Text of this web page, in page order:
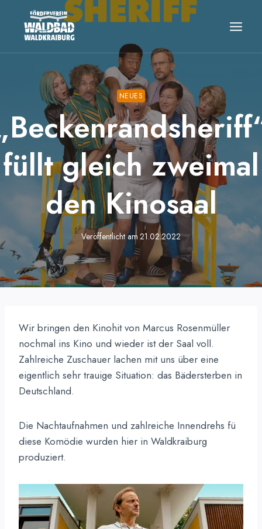
springen
NEUES
füllt gleich zweimal
den Kinosaal
Veröffentlicht am 21.02.2022
Wir bringen den Kinohit von Marcus Rosenmüller
nochmal ins Kino und wieder ist der Saal voll.
Zahlreiche Zuschauer lachen mit uns über eine
eigentlich sehr trauige Situation: das Bädersterben in
Deutschland.
Die Nachtaufnahmen und zahlreiche Innendrehs fü
diese Komödie wurden hier in Waldkraiburg
produziert.